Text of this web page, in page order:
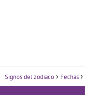
Signos del zodiaco Fechas